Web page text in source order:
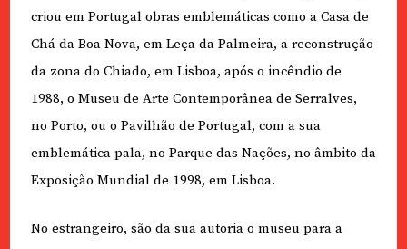
criou em Portugal obras emblemáticas como a Casa de
Chá da Boa Nova, em Leça da Palmeira, a reconstrução
da zona do Chiado, em Lisboa, após o incêndio de
1988, o Museu de Arte Contemporânea de Serralves,
no Porto, ou o Pavilhão de Portugal, com a sua
emblemática pala, no Parque das Nações, no âmbito da
Exposição Mundial de 1998, em Lisboa.
No estrangeiro, são da sua autoria o museu para a